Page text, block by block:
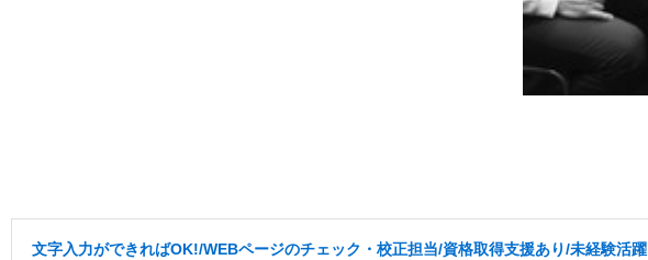
文字入力ができればOK!/WEBページのチェック・校正担当/資格取得支援あり/未経験活躍